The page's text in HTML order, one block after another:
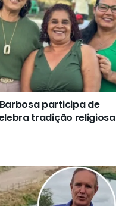
participa de
tradição religiosa